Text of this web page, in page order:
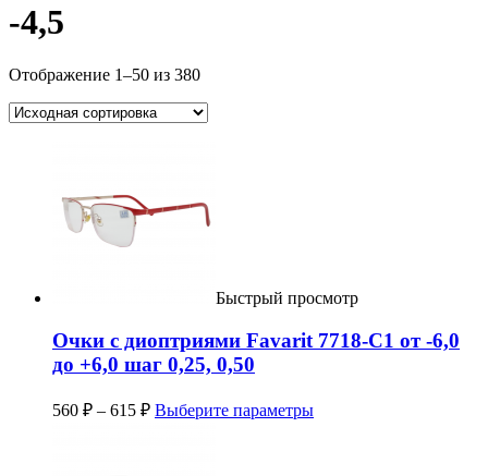
-4,5
Отображение 1–50 из 380
Быстрый просмотр
Очки с диоптриями Favarit 7718-C1 от -6,0
до +6,0 шаг 0,25, 0,50
560 ₽ – 615 ₽ Выберите параметры